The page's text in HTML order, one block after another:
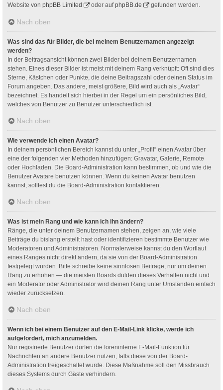
Website von phpBB Limited oder aufphpBB.de gefunden werden.
Nach oben
Was sind das für Bilder, die bei meinem Benutzernamen angezeigt
werden?
In der Beitragsansicht können zwei Bilder bei deinem Benutzernamen
stehen. Eines dieser Bilder ist meist mit deinem Rang verknüpft: Oft sind dies
Sterne, Kästchen oder Punkte, die deine Beitragszahl oder deinen Status im
Forum angeben. Das andere, meist größere, Bild wird auch als „Avatar“
bezeichnet. Es handelt sich hierbei in der Regel um ein persönliches Bild,
welches von Benutzer zu Benutzer unterschiedlich ist.
Nach oben
Wie verwende ich einen Avatar?
In deinem persönlichen Bereich kannst du unter „Profil“ einen Avatar über
eine der folgenden vier Methoden hinzufügen: Gravatar, Galerie, Remote
oder Hochladen. Die Board-Administration kann bestimmen, ob und wie die
Benutzer Avatare benutzen können. Wenn du keinen Avatar benutzen
kannst, solltest du die Board-Administration kontaktieren.
Nach oben
Was ist mein Rang und wie kann ich ihn ändern?
Ränge, die unter deinem Benutzernamen stehen, zeigen an, wie viele
Beiträge du bislang erstellt hast oder identifizieren bestimmte Benutzer wie
Moderatoren und Administratoren. Normalerweise kannst du den Wortlaut
eines Ranges nicht direkt ändern, da sie von der Board-Administration
festgelegt wurden. Bitte schreibe keine sinnlosen Beiträge, nur um deinen
Rang zu erhöhen — die meisten Boards dulden dieses Verhalten nicht und
ein Moderator oder Administrator wird deinen Rang unter Umständen einfach
wieder zurücksetzen.
Nach oben
Wenn ich bei einem Benutzer auf den E-Mail-Link klicke, werde ich
aufgefordert, mich anzumelden.
Nur registrierte Benutzer dürfen die foreninterne E-Mail-Funktion für
Nachrichten an andere Benutzer nutzen, falls diese von der Board-
Administration freigeschaltet wurde. Diese Maßnahme soll den Missbrauch
dieses Systems durch Gäste verhindern.